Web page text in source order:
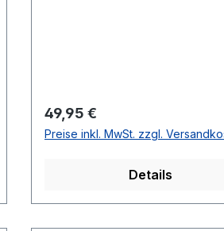
Regulärer Preis:
49,95 €
Preise inkl. MwSt. zzgl.
Details